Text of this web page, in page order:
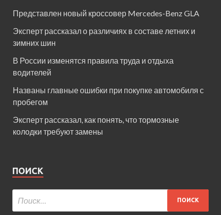
Представлен новый кроссовер Mercedes-Benz GLA
Эксперт рассказал о различиях в составе летних и
зимних шин
В России изменятся правила труда и отдыха
водителей
Названы главные ошибки при покупке автомобиля с
пробегом
Эксперт рассказал, как понять, что тормозные
колодки требуют замены
ПОИСК